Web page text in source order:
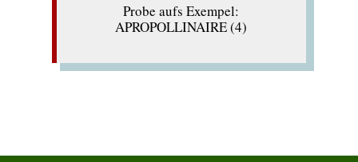
Probe aufs Exempel:
APROPOLLINAIRE (4)